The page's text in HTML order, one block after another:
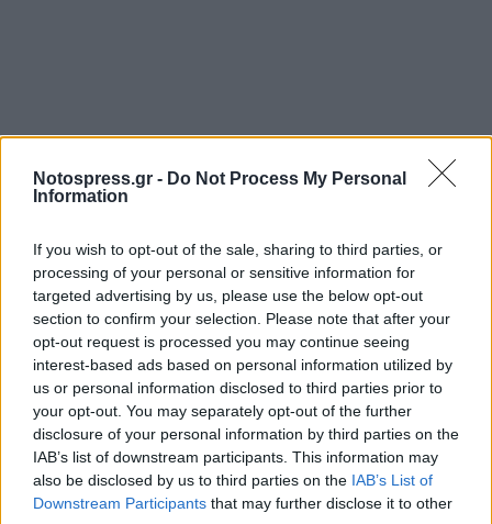
Notospress.gr - Do Not Process My Personal
Information
If you wish to opt-out of the sale, sharing to third parties, or
processing of your personal or sensitive information for
targeted advertising by us, please use the below opt-out
section to confirm your selection. Please note that after your
opt-out request is processed you may continue seeing
interest-based ads based on personal information utilized by
us or personal information disclosed to third parties prior to
your opt-out. You may separately opt-out of the further
disclosure of your personal information by third parties on the
IAB’s list of downstream participants. This information may
also be disclosed by us to third parties on the IAB’s List of
Downstream Participants that may further disclose it to other
ΣΧΕΤΙΚΑ ΜΕ ΤΙΣ ΖΗΜΙΕΣ ΠΟΥ ΚΑΛΥΠΤΕΙ Ο ΕΛΓΑ
(ηρτημένη παραγωγή)
Οι παραγωγοί που οι καλλιέργειες τους
ζημιώθηκαν σε ποσοστό ΜΕΓΑΛΥΤΕΡΟ του 20%
της ΣΥΝΟΛΙΚΗΣ ΠΑΡΑΓΩΓΗΣ που περίμεναν να
συγκομίσουν, μπορούν να υποβάλλουν δήλωση
ζημιάς στους κατά τόπους ανταποκριτές Ε.Λ.Γ.Α.
του Δήμου μέχρι και την Πέμπτη 22 Σεπτεμβρίου
2016.